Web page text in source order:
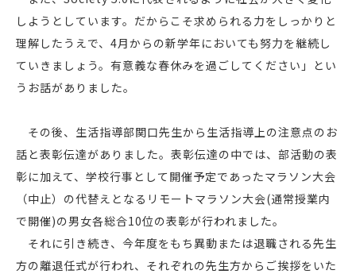
しようとしています。だからこそ求められる力をしっかりと
理解したうえで、4月からの新学年においても努力を継続し
ていきましょう。有意義な春休みを過ごしてください」とい
うお話がありました。
その後、生活指導部関口先生から生活指導上の注意点のお
話と表彰伝達がありました。表彰伝達の中では、部活動の表
彰に加えて、学校行事として開催予定であったマラソン大会
（中止）の代替えとなるリモートマラソン大会(通常授業内
で開催)の男女各総合10位の表彰が行われました。
それに引き続き、今年度をもち異動または退職される先生
方の離退任式が行われ、それぞれの先生方からご挨拶をいた